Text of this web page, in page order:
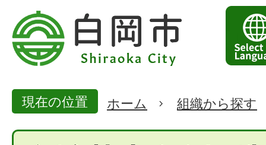
現在の位置 ホーム 組織から探す